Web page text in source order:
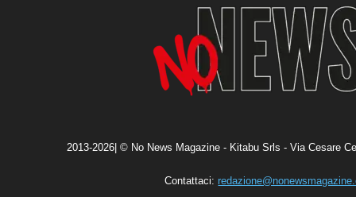
2013-2026| © No News Magazine - Kitabu Srls - Via Cesare
Contattaci: